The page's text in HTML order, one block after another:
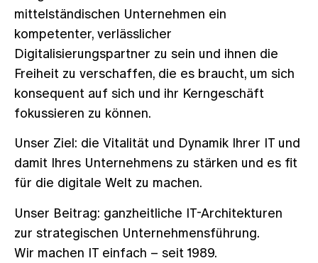
mittelständischen Unternehmen ein
kompetenter, verlässlicher
Digitalisierungspartner zu sein und ihnen die
Freiheit zu verschaffen, die es braucht, um sich
konsequent auf sich und ihr Kerngeschäft
fokussieren zu können.
Unser Ziel: die Vitalität und Dynamik Ihrer IT und
damit Ihres Unternehmens zu stärken und es fit
für die digitale Welt zu machen.
Unser Beitrag: ganzheitliche IT-Architekturen
zur strategischen Unternehmensführung.
Wir machen IT einfach – seit 1989.